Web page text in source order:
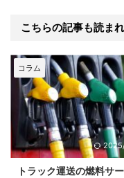
こちらの記事も読ま
コラム
トラック運送の燃料サ